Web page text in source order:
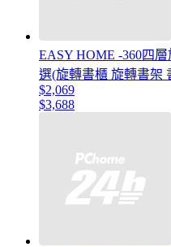
EASY HOME -360四
選(旋轉書櫃 旋轉書架
$2,069
$3,688